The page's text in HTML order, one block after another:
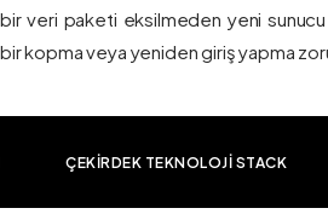
veri paketi eksilmeden yeni sunucu
kopma veya yeniden giriş yapma
ÇEKIRDEK TEKNOLOJI STACK